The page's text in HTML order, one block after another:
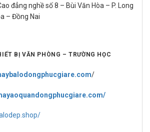
đẳng nghề số 8 – Bùi Văn Hòa – P. Long
– Đồng Nai
BỊ VĂN PHÒNG – TRƯỜNG HỌC
/